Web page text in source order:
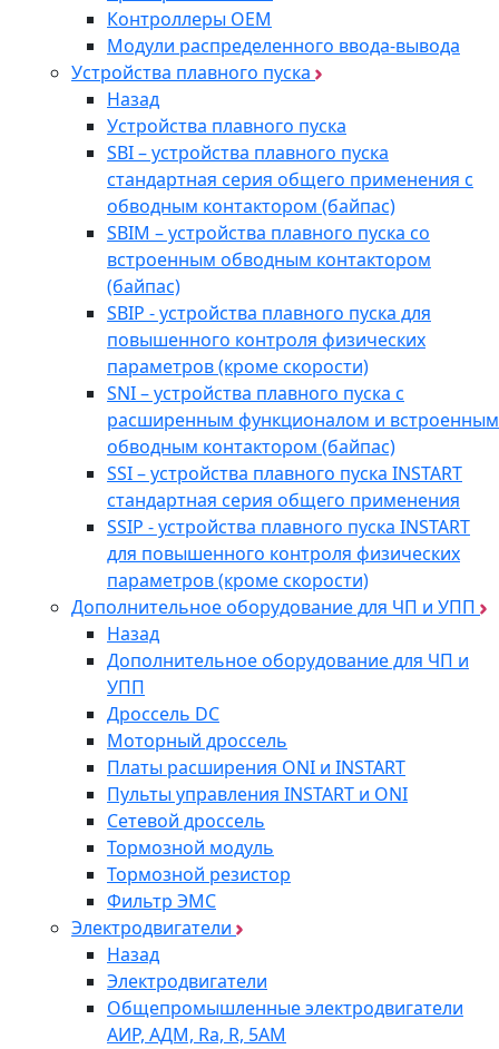
Контроллеры ОЕМ
Модули распределенного ввода-вывода
Устройства плавного пуска
Назад
Устройства плавного пуска
SBI – устройства плавного пуска
стандартная серия общего применения с
обводным контактором (байпас)
SBIM – устройства плавного пуска со
встроенным обводным контактором
(байпас)
SBIP - устройства плавного пуска для
повышенного контроля физических
параметров (кроме скорости)
SNI – устройства плавного пуска с
расширенным функционалом и встроенным
обводным контактором (байпас)
SSI – устройства плавного пуска INSTART
стандартная серия общего применения
SSIP - устройства плавного пуска INSTART
для повышенного контроля физических
параметров (кроме скорости)
Дополнительное оборудование для ЧП и УПП
Назад
Дополнительное оборудование для ЧП и
УПП
Дроссель DC
Моторный дроссель
Платы расширения ONI и INSTART
Пульты управления INSTART и ONI
Сетевой дроссель
Тормозной модуль
Тормозной резистор
Фильтр ЭМС
Электродвигатели
Назад
Электродвигатели
Общепромышленные электродвигатели
АИР, АДМ, Ra, R, 5AM